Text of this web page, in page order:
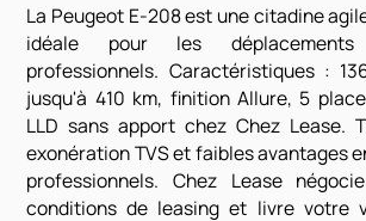
La Peugeot E-208 est une citadine
idéale pour les
professionnels. Caractéristiques :
jusqu'à 410 km, finition Allure, 5
LLD sans apport chez Chez Lease.
exonération TVS et faibles avantages
professionnels. Chez Lease
conditions de leasing et livre votre